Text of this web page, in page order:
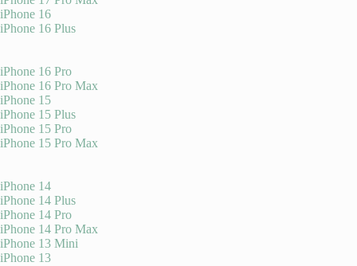
iPhone 16
iPhone 16 Plus
iPhone 16 Pro
iPhone 16 Pro Max
iPhone 15
iPhone 15 Plus
iPhone 15 Pro
iPhone 15 Pro Max
iPhone 14
iPhone 14 Plus
iPhone 14 Pro
iPhone 14 Pro Max
iPhone 13 Mini
iPhone 13